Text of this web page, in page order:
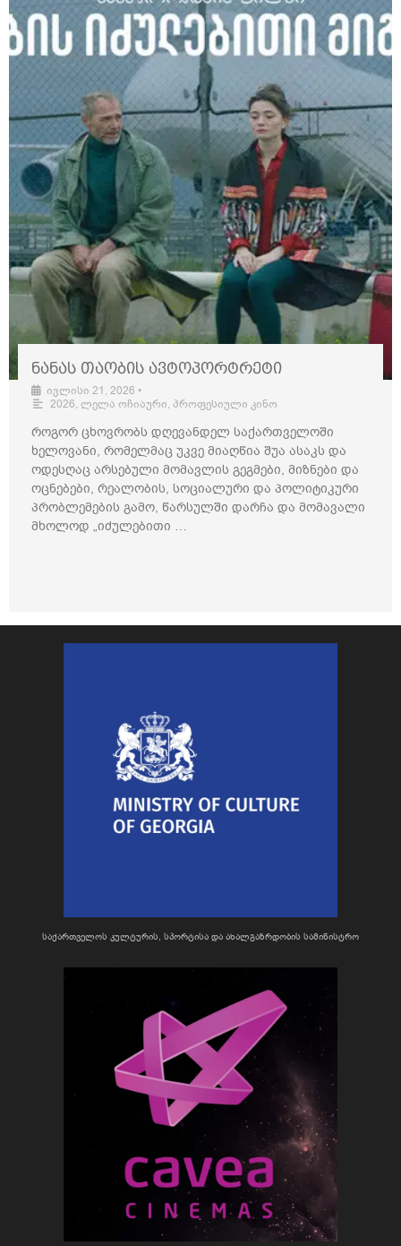
ნანას თაობის ავტოპორტრეტი
ივლისი 21, 2026 •
2026, ლელა ოჩიაური, პროფესიული კინო
როგორ ცხოვრობს დღევანდელ საქართველოში
ხელოვანი, რომელმაც უკვე მიაღწია შუა ასაკს და
ოდესღაც არსებული მომავლის გეგმები, მიზნები და
ოცნებები, რეალობის, სოციალური და პოლიტიკური
პრობლემების გამო, წარსულში დარჩა და მომავალი
მხოლოდ „იძულებითი …
საქართველოს კულტურის, სპორტისა და ახალგაზრდობის სამინისტრო